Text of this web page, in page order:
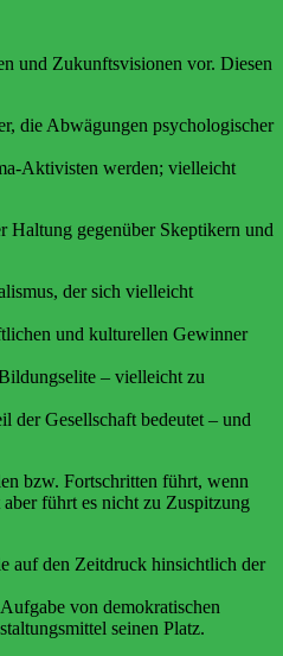
und Zukunftsvisionen vor. Diesen
die Abwägungen psychologischer
Aktivisten werden; vielleicht
Haltung gegenüber Skeptikern und
der sich vielleicht
und kulturellen Gewinner
– vielleicht zu
der Gesellschaft bedeutet – und
bzw. Fortschritten führt, wenn
führt es nicht zu Zuspitzung
auf den Zeitdruck hinsichtlich der
von demokratischen
seinen Platz.